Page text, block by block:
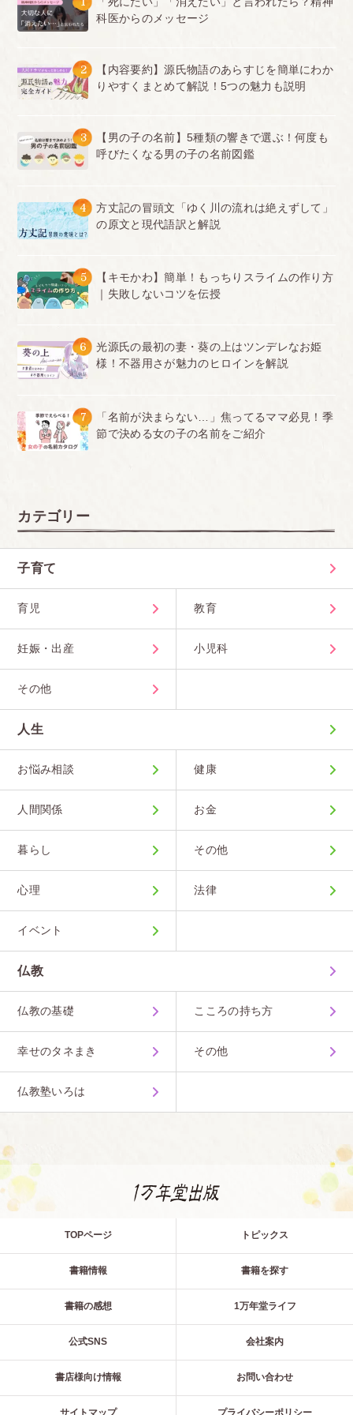
科医からのメッセージ
2
【内容要約】源氏物語のあらすじを簡単にわか
りやすくまとめて解説！5つの魅力も説明
3
【男の子の名前】5種類の響きで選ぶ！何度も
呼びたくなる男の子の名前図鑑
4
方丈記の冒頭文「ゆく川の流れは絶えずして」
の原文と現代語訳と解説
5
【キモかわ】簡単！もっちりスライムの作り方
｜失敗しないコツを伝授
6
光源氏の最初の妻・葵の上はツンデレなお姫
様！不器用さが魅力のヒロインを解説
7
「名前が決まらない…」焦ってるママ必見！季
節で決める女の子の名前をご紹介
カテゴリー
子育て
育児 教育
妊娠・出産 小児科
その他
人生
お悩み相談 健康
人間関係 お金
暮らし その他
心理 法律
イベント
仏教
仏教の基礎 こころの持ち方
幸せのタネまき その他
仏教塾いろは
TOPページ トピックス
書籍情報 書籍を探す
書籍の感想 1万年堂ライフ
公式SNS 会社案内
書店様向け情報 お問い合わせ